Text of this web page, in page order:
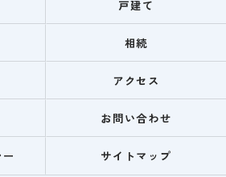
戸建て
相続
アクセス
お問い合わせ
サイトマップ